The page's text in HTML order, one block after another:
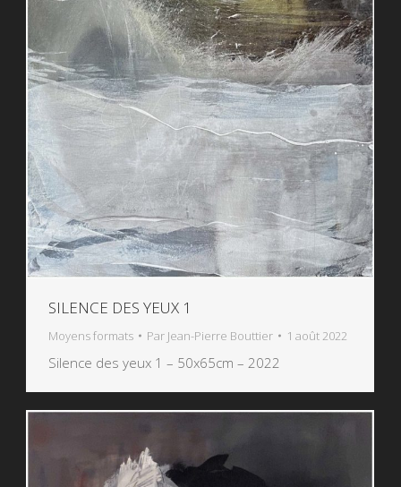
SILENCE DES YEUX 1
Moyens formats Par Jean-Pierre Bouttier 1 août 2022
Silence des yeux 1 – 50x65cm – 2022